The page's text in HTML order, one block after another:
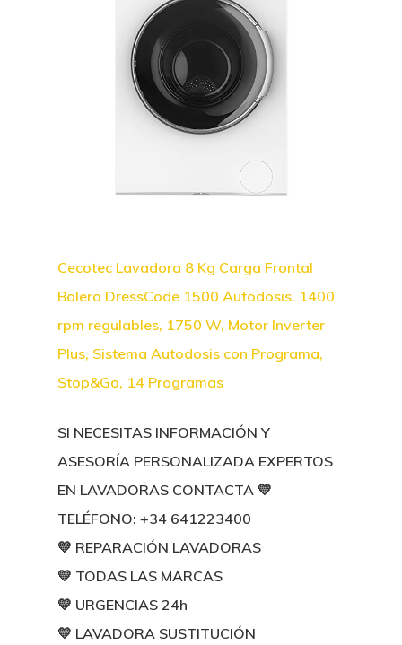
Cecotec Lavadora 8 Kg Carga Frontal
Bolero DressCode 1500 Autodosis. 1400
rpm regulables, 1750 W, Motor Inverter
Plus, Sistema Autodosis con Programa,
Stop&Go, 14 Programas
SI NECESITAS INFORMACIÓN Y
ASESORÍA PERSONALIZADA EXPERTOS
EN LAVADORAS CONTACTA 💛
TELÉFONO: +34 641223400
💛 REPARACIÓN LAVADORAS
💛 TODAS LAS MARCAS
💛 URGENCIAS 24h
💛 LAVADORA SUSTITUCIÓN